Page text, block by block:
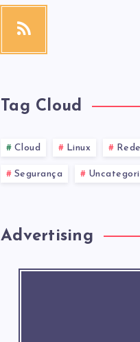
RSS
Tag Cloud
Cloud Linux
Segurança
Advertising